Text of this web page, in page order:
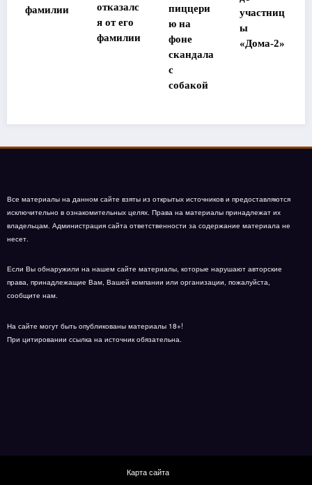
отказалс
пиццери
ю на
фоне
участниц
ы
«Дома-2»
Тисдейл
Все материалы на данном сайте взяты из открытых источников и предоставляются
исключительно в ознакомительных целях. Права на материалы принадлежат их
владельцам. Администрация сайта ответственности за содержание материала не
несет.
Если Вы обнаружили на нашем сайте материалы, которые нарушают авторские
права, принадлежащие Вам, Вашей компании или организации, пожалуйста,
сообщите нам.
На сайте могут быть опубликованы материалы 18+!
При цитировании ссылка на источник обязательна.
Карта сайта